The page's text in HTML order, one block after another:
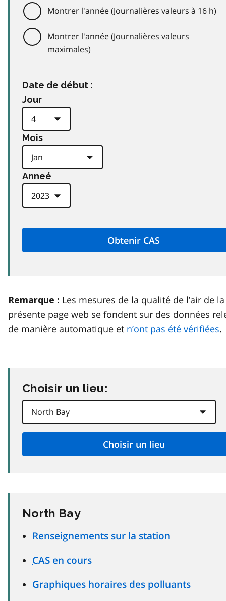
Montrer l'année (Journalières valeurs à 16 h)
Montrer l'année (Journalières valeurs
maximales)
Date de début :
Jour
Mois
Anneé
Remarque : Les mesures de la qualité de l’air de la
présente page web se fondent sur des données
de manière automatique et n’ont pas été vérifiées.
Choisir un lieu:
North Bay
Renseignements sur la station
CAS en cours
Graphiques horaires des polluants